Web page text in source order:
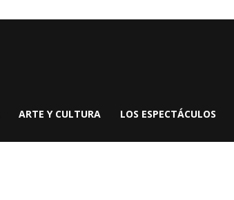
ARTE Y CULTURA LOS ESPECTÁCULOS